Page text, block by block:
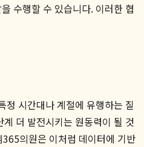
수행할 수 있습니다. 이러한 협
정 시간대나 계절에 유행하는 질
계 더 발전시키는 원동력이 될 것
의원은 이처럼 데이터에 기반